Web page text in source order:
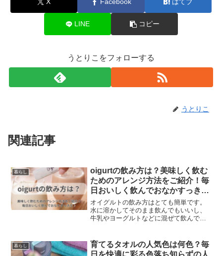
LINE コピー
うとりこをフォローする
うとりこ
関連記事
暮らし
oigurtの飲み方は？美味しく飲む
ためのアレンジ方法をご紹介！毎
日おいしく飲んでおなかすっきり
♪
オイグルトの飲み方はとても簡単です。
水に溶かしてそのまま飲んでもいいし、
牛乳やヨーグルトなどに混ぜて飲んでも
混ぜるとまろやかでコクのある味わいに
なります。
暮らし
育てるタオルの人気色は何色？毎